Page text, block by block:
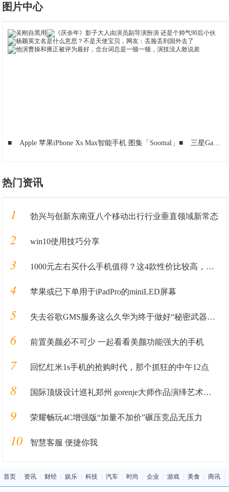
图片中心
■ Apple 苹果iPhone Xs Max智能手机 图集「Soomal」■ 三星Galaxy Note20系列 更便捷的生态体验=更高效的办公、学习方式
热门资讯
1 勃兴与创新东南亚八个移动出行行业垂直领域新常态
2 win10使用技巧分享
3 1000元左右买什么手机值得？这4款性价比较高，可能你会喜欢
4 苹果或已下单用于iPadPro的miniLED屏幕
5 失去谷歌GMS服务这么久华为终于做好“秘密武器”准备重回国际市场
6 前置美颜必不可少 一起看看美颜功能强大的手机
7 回忆红米1s手机的抢购时代，那个抓狂的中午12点
8 国际顶级设计巡礼郑州 gorenje大师作品演绎艺术家电风范
9 荣耀畅玩4C增强版“加量不加价”碾压竞品无压力
10 智慧客服 便捷你我
首页 资讯 财经 娱乐 科技 汽车 时尚 企业 游戏 美食 商讯